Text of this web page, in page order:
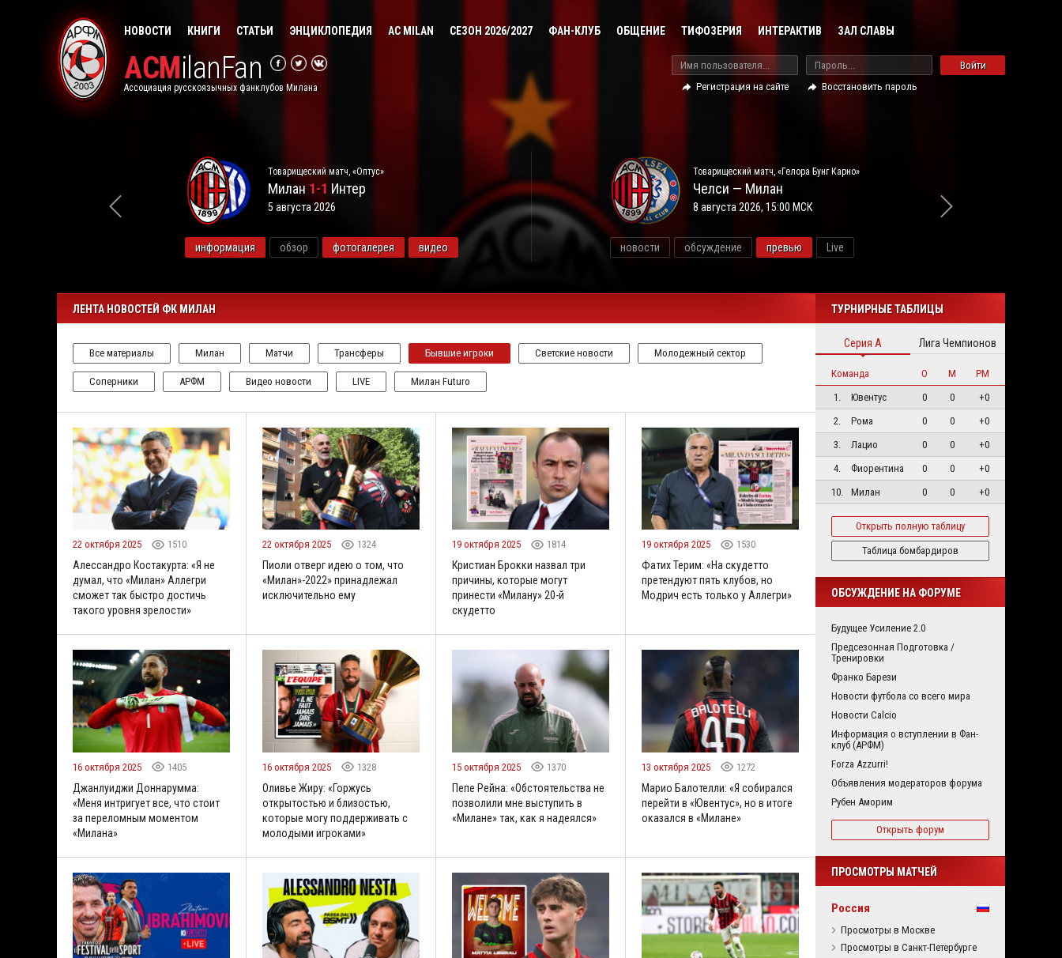
НОВОСТИ КНИГИ СТАТЬИ ЭНЦИКЛОПЕДИЯ AC MILAN СЕЗОН 2026/2027 ФАН-КЛУБ ОБЩЕНИЕ ТИФОЗЕРИЯ ИНТЕРАКТИВ ЗАЛ СЛАВЫ
ACMilanFan
Ассоциация русскоязычных фанклубов Милана
Войти
Регистрация на сайте
Восстановить пароль
Товарищеский матч, «Оптус»
Милан 1-1 Интер
5 августа 2026
информация обзор фотогалерея видео
Товарищеский матч, «Гелора Бунг Карно»
Челси — Милан
8 августа 2026, 15:00 МСК
новости обсуждение превью Live
ЛЕНТА НОВОСТЕЙ ФК МИЛАН
Все материалы Милан Матчи Трансферы Бывшие игроки Светские новости Молодежный сектор
Соперники АРФМ Видео новости LIVE Милан Futuro
22 октября 2025 1510
Алессандро Костакурта: «Я не
думал, что «Милан» Аллегри
сможет так быстро достичь
такого уровня зрелости»
22 октября 2025 1324
Пиоли отверг идею о том, что
«Милан»-2022» принадлежал
исключительно ему
19 октября 2025 1814
Кристиан Брокки назвал три
причины, которые могут
принести «Милану» 20-й
скудетто
19 октября 2025 1530
Фатих Терим: «На скудетто
претендуют пять клубов, но
Модрич есть только у Аллегри»
16 октября 2025 1405
Джанлуиджи Доннарумма:
«Меня интригует все, что стоит
за переломным моментом
«Милана»
16 октября 2025 1328
Оливье Жиру: «Горжусь
открытостью и близостью,
которые могу поддерживать с
молодыми игроками»
15 октября 2025 1370
Пепе Рейна: «Обстоятельства не
позволили мне выступить в
«Милане» так, как я надеялся»
13 октября 2025 1272
Марио Балотелли: «Я собирался
перейти в «Ювентус», но в итоге
оказался в «Милане»
ТУРНИРНЫЕ ТАБЛИЦЫ
Серия А Лига Чемпионов
Команда О М
РМ
1.
Ювентус 0 0
+0
2.
Рома 0 0
+0
3.
Лацио 0 0
+0
4.
Фиорентина 0 0
+0
10.
Милан 0 0 +0
Открыть полную таблицу
Таблица бомбардиров
ОБСУЖДЕНИЕ НА ФОРУМЕ
Будущее Усиление 2.0
Предсезонная Подготовка /
Тренировки
Франко Барези
Новости футбола со всего мира
Новости Calcio
Информация о вступлении в Фан-
клуб (АРФМ)
Forza Azzurri!
Объявления модераторов форума
Рубен Аморим
Открыть форум
ПРОСМОТРЫ МАТЧЕЙ
Россия
Просмотры в Москве
Просмотры в Санкт-Петербурге